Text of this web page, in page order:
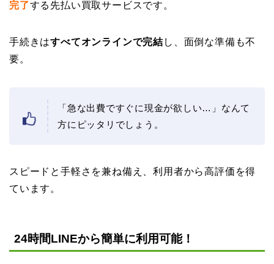
完了する先払い買取サービスです。
手続きはすべてオンラインで完結 し、面倒な準備も不
要。
「急な出費ですぐに現金が欲しい…」なんて
方にピッタリでしょう。
スピードと手軽さを兼ね備え、利用者から高評価を得
ています。
24時間LINEから簡単に利用可能！